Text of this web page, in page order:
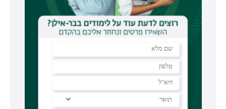
אוניברסיטת חיפה
המודיעין בתהליך השלום- השופט פרופ‘ אליקים
רובינשטיין, המשנה לנשיאה (בדימוס), בית המשפט
העליון ונשיא המכללה האקדמית אשקלון
מדיניות ומודיעין: בן גוריון, טוביה ארזי וחוסני זעים
פרופ‘ איתמר רבינוביץ, אוניברסיטת תל אביב
מושב שני:
יו"ר: פרופ‘ בת ציון עראקי קלורמן